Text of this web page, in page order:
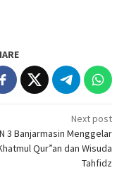
Next post
3 Banjarmasin Menggelar
Qur”an dan Wisuda
Tahfidz